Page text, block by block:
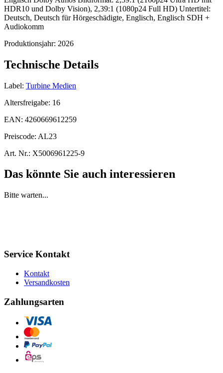
HDR10 und Dolby Vision), 2,39:1 (1080p24 Full HD) Untertitel:
Deutsch, Deutsch für Hörgeschädigte, Englisch, Englisch SDH +
Audiokomm
Produktionsjahr: 2026
Technische Details
Label: Turbine Medien
Altersfreigabe: 16
EAN: 4260669612259
Preiscode: AL23
Art. Nr.: X5006961225-9
Das könnte Sie auch interessieren
Bitte warten...
Service Kontakt
Kontakt
Versandkosten
Zahlungsarten